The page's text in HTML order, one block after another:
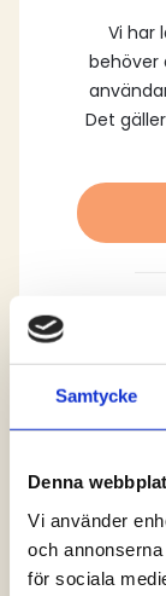
Samtycke
Denna
Vi använder
och
för sociala
Vi har
behöver
Det
Logga in
har att